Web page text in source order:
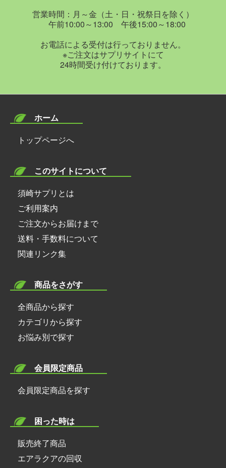
営業時間：月～金（土・日・祝祭日を除く）
午前10:00～13:00 午後15:00～18:00
お電話による受付は行っておりません。
※ご注文はサプリサイトにて
24時間受け付けております。
ホーム
トップページへ
このサイトについて
須崎サプリとは
ご利用案内
ご注文からお届けまで
送料・手数料について
関連リンク集
商品をさがす
全商品から探す
カテゴリから探す
お悩み別で探す
会員限定商品
会員限定商品を探す
困った時は
販売終了商品
エアラクアの回収